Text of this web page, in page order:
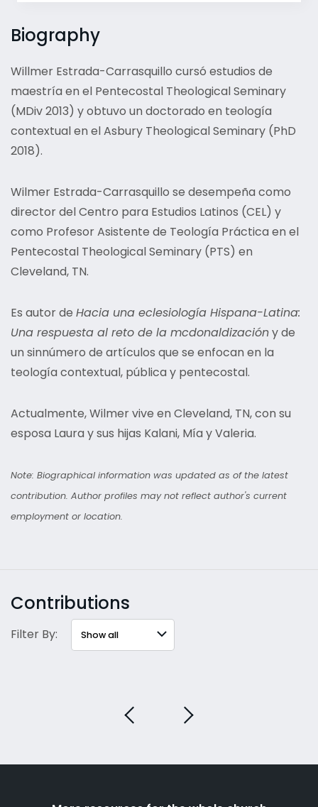
Biography
Willmer Estrada-Carrasquillo cursó estudios de
maestría en el Pentecostal Theological Seminary
(MDiv 2013) y obtuvo un doctorado en teología
contextual en el Asbury Theological Seminary (PhD
2018).
Wilmer Estrada-Carrasquillo se desempeña como
director del Centro para Estudios Latinos (CEL) y
como Profesor Asistente de Teología Práctica en el
Pentecostal Theological Seminary (PTS) en
Cleveland, TN.
Es autor de Hacia una eclesiología Hispana-Latina:
Una respuesta al reto de la mcdonaldizacióny de
un sinnúmero de artículos que se enfocan en la
teología contextual, pública y pentecostal.
Actualmente, Wilmer vive en Cleveland, TN, con su
esposa Laura y sus hijas Kalani, Mía y Valeria.
Note: Biographical information was updated as of the latest
contribution. Author profiles may not reflect author's current
employment or location.
Contributions
Filter By: